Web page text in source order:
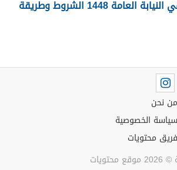
وظيفة كاتب ضبط في النيابة العامة 1448 الشروط وطريقة
من نحن
سياسة الخصوصية
فريق محتويات